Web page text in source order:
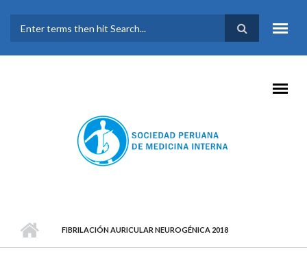
FORMULARIO DE
BÚSQUEDA
FIBRILACIÓN AURICULAR NEUROGÉNICA 2018